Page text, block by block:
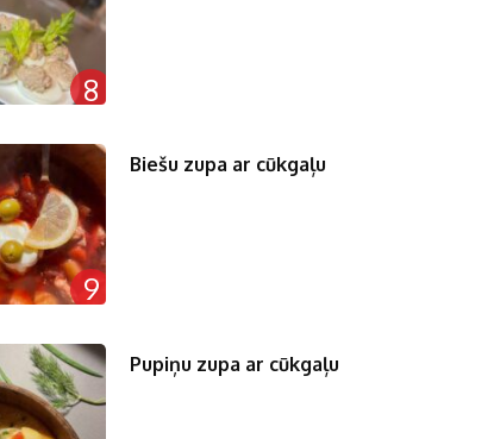
8
9
Biešu zupa ar cūkgaļu
Pupiņu zupa ar cūkgaļu